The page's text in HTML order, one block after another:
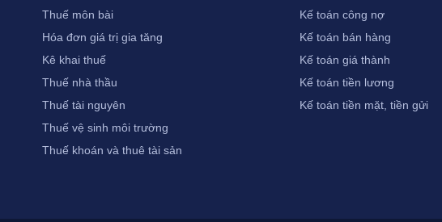
Thuế môn bài
Hóa đơn giá trị gia tăng
Kê khai thuế
Thuế nhà thầu
Thuế tài nguyên
Thuế vệ sinh môi trường
Thuế khoán và thuê tài sản
Kế toán công nợ
Kế toán bán hàng
Kế toán giá thành
Kế toán tiền lương
Kế toán tiền mặt, tiền gửi